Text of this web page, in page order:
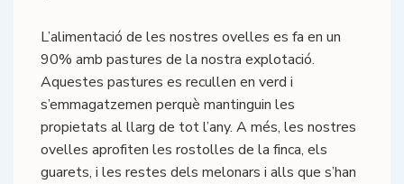
L’alimentació de les nostres ovelles es fa en un
90% amb pastures de la nostra explotació.
Aquestes pastures es recullen en verd i
s’emmagatzemen perquè mantinguin les
propietats al llarg de tot l’any. A més, les nostres
ovelles aprofiten les rostolles de la finca, els
guarets, i les restes dels melonars i alls que s’han